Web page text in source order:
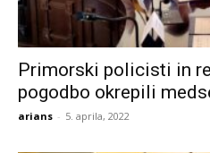
Primorski policisti in
pogodbo okrepili
arians - 5. aprila, 2022